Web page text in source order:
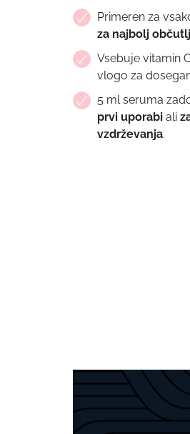
Primeren za
za najbolj
Vsebuje vitamin
vlogo za
5 ml seruma
prvi uporabi ali
vzdrževanja.